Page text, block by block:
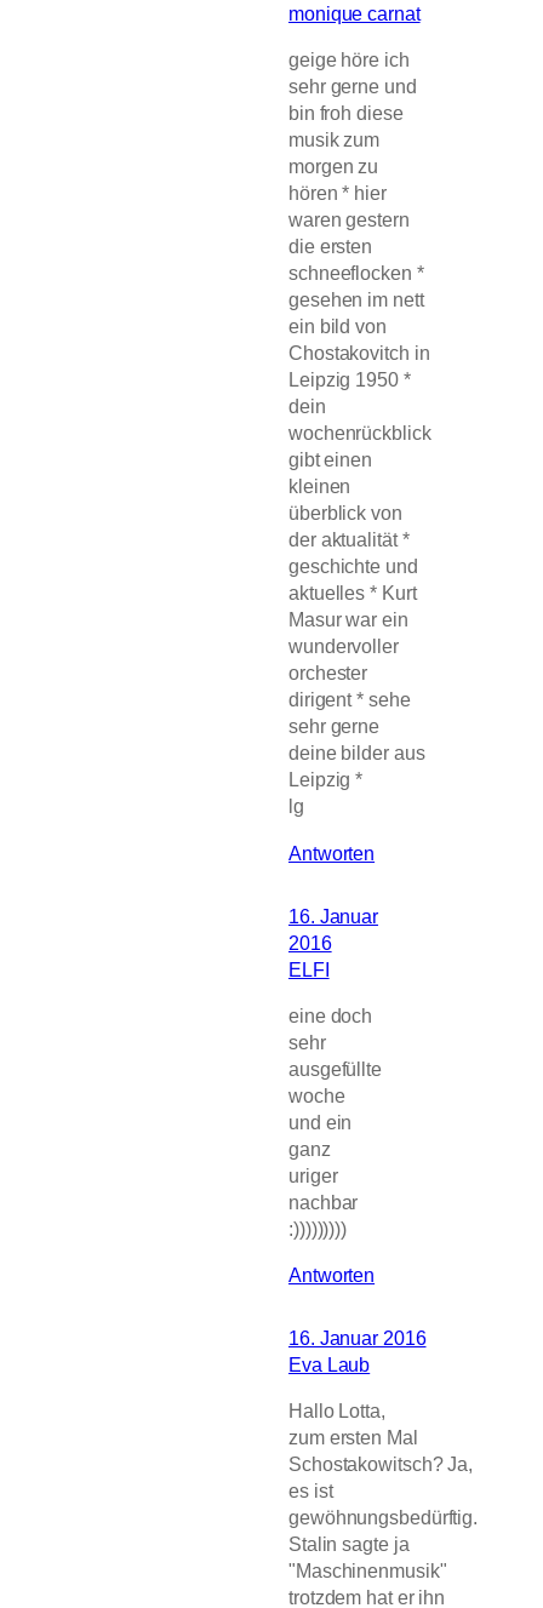
monique carnat
geige höre ich
sehr gerne und
bin froh diese
musik zum
morgen zu
hören * hier
waren gestern
die ersten
schneeflocken *
gesehen im nett
ein bild von
Chostakovitch in
Leipzig 1950 *
dein
wochenrückblick
gibt einen
kleinen
überblick von
der aktualität *
geschichte und
aktuelles * Kurt
Masur war ein
wundervoller
orchester
dirigent * sehe
sehr gerne
deine bilder aus
Leipzig *
lg
Antworten
16. Januar
2016
ELFI
eine doch
sehr
ausgefüllte
woche
und ein
ganz
uriger
nachbar
:)))))))))
Antworten
16. Januar 2016
Eva Laub
Hallo Lotta,
zum ersten Mal
Schostakowitsch? Ja,
es ist
gewöhnungsbedürftig.
Stalin sagte ja
"Maschinenmusik"
trotzdem hat er ihn